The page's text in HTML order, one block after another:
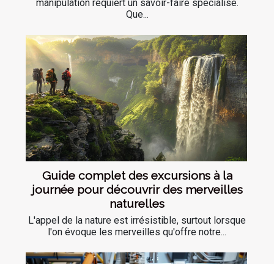
manipulation requiert un savoir-faire spécialisé.
Que...
Guide complet des excursions à la
journée pour découvrir des merveilles
naturelles
L'appel de la nature est irrésistible, surtout lorsque
l'on évoque les merveilles qu'offre notre...